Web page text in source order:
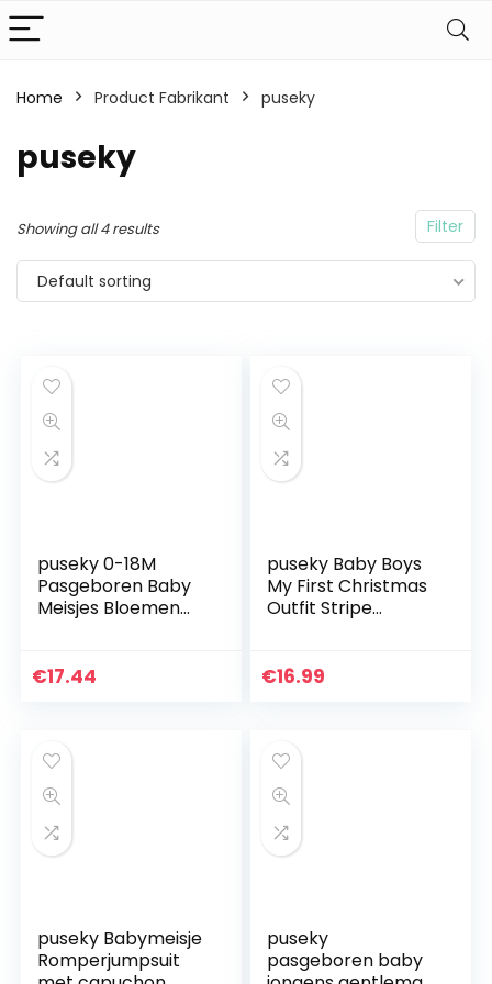
Home Product Fabrikant puseky
puseky
Filter
Showing all 4 results
Default sorting
puseky 0-18M
Pasgeboren Baby
Meisjes Bloemen
Rok+Hoofdband
€17.44
puseky Baby Boys
My First Christmas
Outfit Stripe
muts Kerstkleding
€16.99
puseky Babymeisje
Romperjumpsuit
puseky
pasgeboren baby